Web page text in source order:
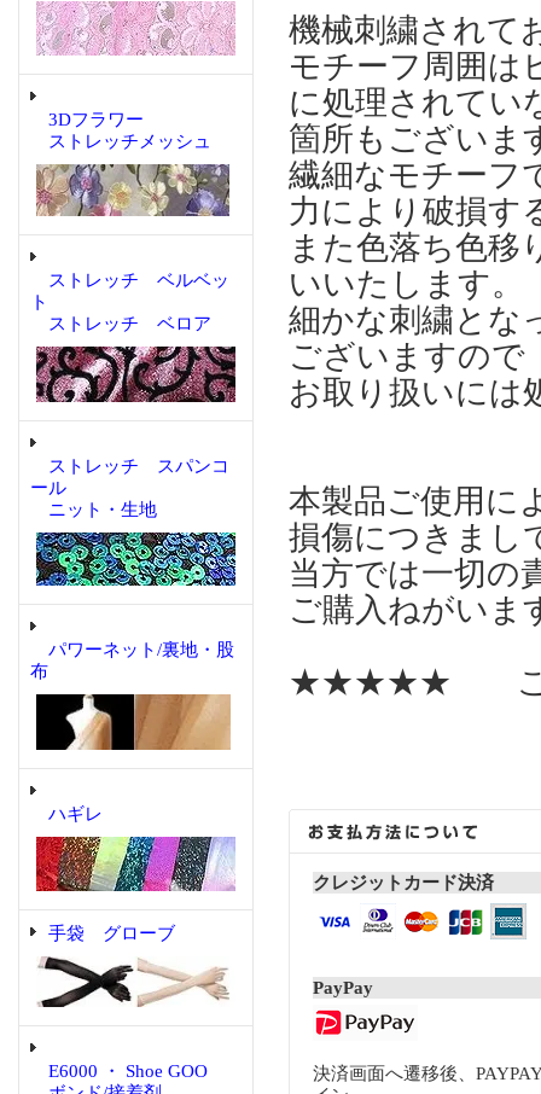
3Dフラワー
ストレッチメッシュ
ストレッチ ベルベッ
ト
ストレッチ ベロア
ストレッチ スパンコ
ール
ニット・生地
パワーネット/裏地・股
布
ハギレ
手袋 グローブ
E6000 ・ Shoe GOO
機械刺繍され
モチーフ周囲は
に処理されてい
箇所もございま
繊細なモチーフ
力により破損す
また色落ち色移
いいたします。
細かな刺繍とな
ございますので
お取り扱いには
本製品ご使用に
損傷につきまし
当方では一切の
ご購入ねがいま
★★★★★ こ
クレジットカード決済
PayPay
決済画面へ遷移後、